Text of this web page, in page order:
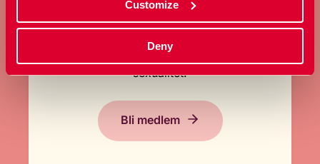
Customize
Deny
Ta ställning för allas rätt att
bestämma över sin kropp och
sexualitet.
Bli medlem